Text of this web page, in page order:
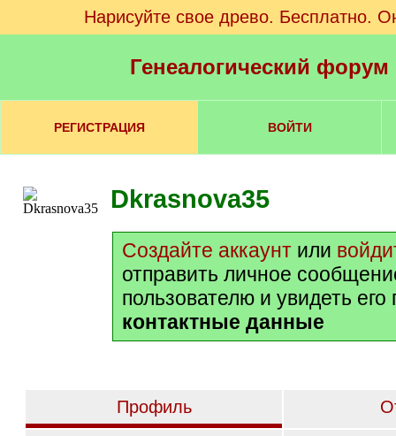
Нарисуйте свое древо. Бесплатно.
Генеалогический
РЕГИСТРАЦИЯ ВОЙТИ
Dkrasnova35
Создайте аккаунт или
отправить личное
пользователю и увидеть
контактные данные
Профиль